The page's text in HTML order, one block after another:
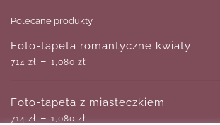
Polecane produkty
Foto-tapeta romantyczne kwiaty
714 zł – 1,080 zł
Foto-tapeta z miasteczkiem
714 zł – 1,080 zł